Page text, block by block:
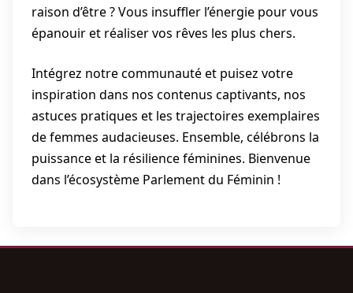
raison d’être ? Vous insuffler l’énergie pour vous
épanouir et réaliser vos rêves les plus chers.
Intégrez notre communauté et puisez votre
inspiration dans nos contenus captivants, nos
astuces pratiques et les trajectoires exemplaires
de femmes audacieuses. Ensemble, célébrons la
puissance et la résilience féminines. Bienvenue
dans l’écosystème Parlement du Féminin !